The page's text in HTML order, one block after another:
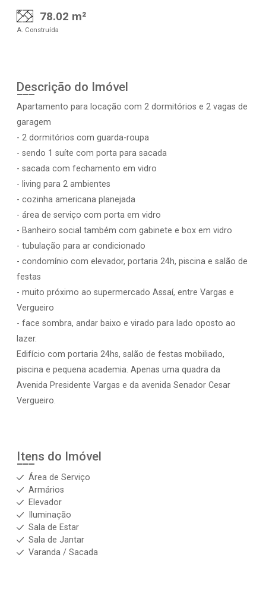
78.02 m²
A. Construída
Descrição do Imóvel
Apartamento para locação com 2 dormitórios e 2 vagas de
garagem
- 2 dormitórios com guarda-roupa
- sendo 1 suíte com porta para sacada
- sacada com fechamento em vidro
- living para 2 ambientes
- cozinha americana planejada
- área de serviço com porta em vidro
- Banheiro social também com gabinete e box em vidro
- tubulação para ar condicionado
- condomínio com elevador, portaria 24h, piscina e salão de
festas
- muito próximo ao supermercado Assaí, entre Vargas e
Vergueiro
- face sombra, andar baixo e virado para lado oposto ao
lazer.
Edifício com portaria 24hs, salão de festas mobiliado,
piscina e pequena academia. Apenas uma quadra da
Avenida Presidente Vargas e da avenida Senador Cesar
Vergueiro.
Itens do Imóvel
Área de Serviço
Armários
Elevador
Iluminação
Sala de Estar
Sala de Jantar
Varanda / Sacada